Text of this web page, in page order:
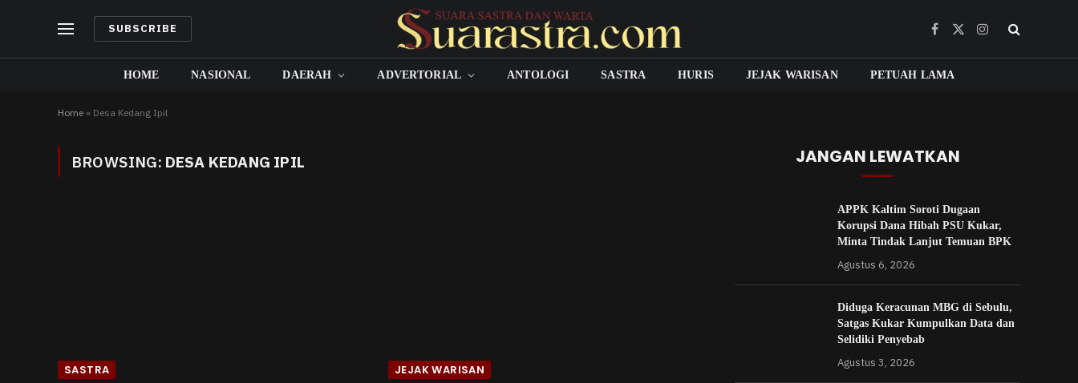
SUBSCRIBE Facebook
X
Instagram
HOME NASIONAL DAERAH ADVERTORIAL ANTOLOGI SASTRA HURIS JEJAK WARISAN PETUAH LAMA
Home » Desa Kedang Ipil
BROWSING: DESA KEDANG IPIL
SASTRA JEJAK WARISAN
JANGAN LEWATKAN
APPK Kaltim Soroti Dugaan
Korupsi Dana Hibah PSU Kukar,
Minta Tindak Lanjut Temuan BPK
Agustus 6, 2026
Diduga Keracunan MBG di Sebulu,
Satgas Kukar Kumpulkan Data dan
Selidiki Penyebab
Agustus 3, 2026